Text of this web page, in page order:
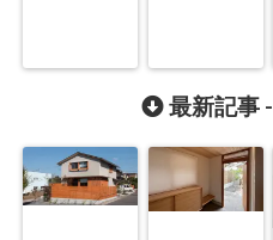
最新記事 -